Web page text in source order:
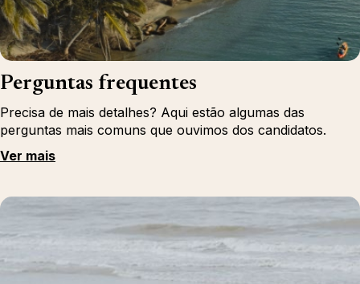
Perguntas frequentes
Precisa de mais detalhes? Aqui estão algumas das
perguntas mais comuns que ouvimos dos candidatos.
Ver mais